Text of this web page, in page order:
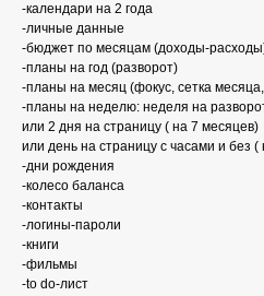
-календари на 2 года
-личные данные
-бюджет по месяцам (доходы-
-планы на год (разворот)
-планы на месяц (фокус, сетка месяца,
-планы на неделю: неделя на
или 2 дня на страницу ( на 7 месяцев)
или день на страницу с часами и без
-дни рождения
-колесо баланса
-контакты
-логины-пароли
-книги
-фильмы
-to do-лист